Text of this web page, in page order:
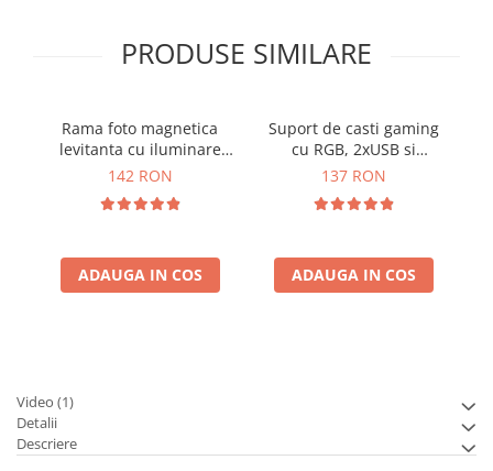
PRODUSE SIMILARE
Rama foto magnetica
levitanta cu iluminare
RGB
142 RON
ADAUGA IN COS
Suport de casti gaming
cu RGB, 2xUSB si
antiderapant, Disco-
137 RON
ADAUGA IN COS
Video (1)
Detalii
Descriere